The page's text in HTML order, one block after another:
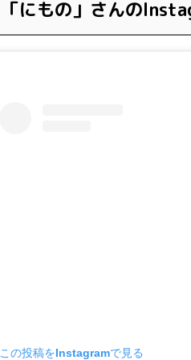
「にもの」さんの
この投稿をInstagramで見る